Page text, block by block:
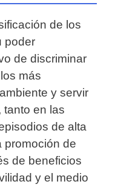
de los
poder
de discriminar
más
y servir
tanto en las
de alta
promoción de
de beneficios
y el medio